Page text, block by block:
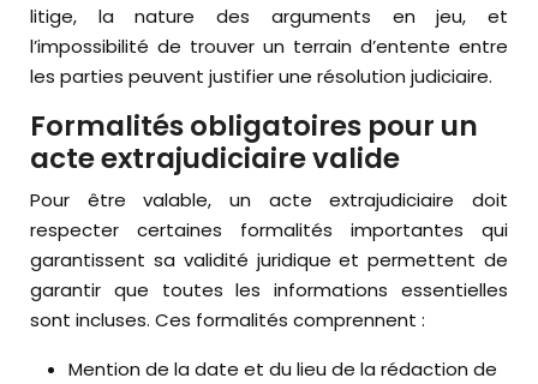
litige, la nature des arguments en jeu, et
l’impossibilité de trouver un terrain d’entente entre
les parties peuvent justifier une résolution judiciaire.
Formalités obligatoires pour un
acte extrajudiciaire valide
Pour être valable, un acte extrajudiciaire doit
respecter certaines formalités importantes qui
garantissent sa validité juridique et permettent de
garantir que toutes les informations essentielles
sont incluses. Ces formalités comprennent :
Mention de la date et du lieu de la rédaction de